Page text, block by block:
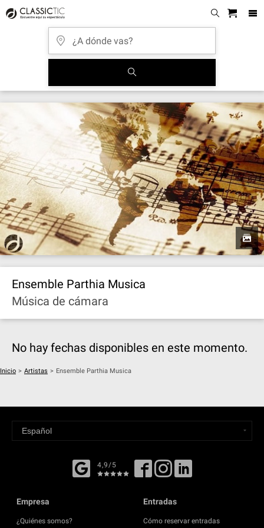
Ensemble Parthia Musica
Música de cámara
No hay fechas disponibles en este momento.
Inicio > Artistas > Ensemble Parthia Musica
4,9/5
Empresa
¿Quiénes somos?
Entradas
Cómo reservar entradas